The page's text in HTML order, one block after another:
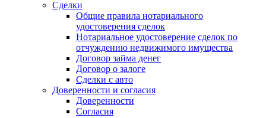
Сделки
Общие правила нотариального
удостоверения сделок
Нотариальное удостоверение сделок по
отчуждению недвижимого имущества
Договор займа денег
Договор о залоге
Сделки с авто
Доверенности и согласия
Доверенности
Согласия